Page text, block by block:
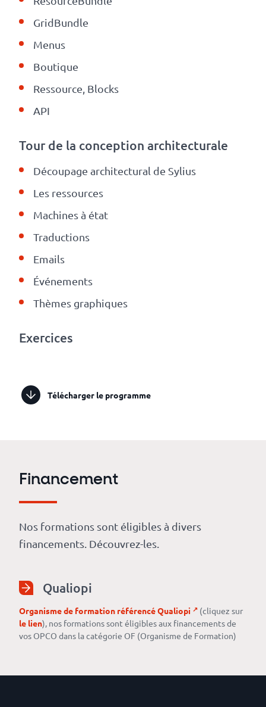
GridBundle
Menus
Boutique
Ressource, Blocks
API
Tour de la conception architecturale
Découpage architectural de Sylius
Les ressources
Machines à état
Traductions
Emails
Événements
Thèmes graphiques
Exercices
Télécharger le programme
Financement
Nos formations sont éligibles à divers
financements. Découvrez-les.
Qualiopi
Organisme de formation référencé Qualiopi
(cliquez sur
le lien), nos formations sont éligibles aux financements de
vos OPCO dans la catégorie OF (Organisme de Formation)